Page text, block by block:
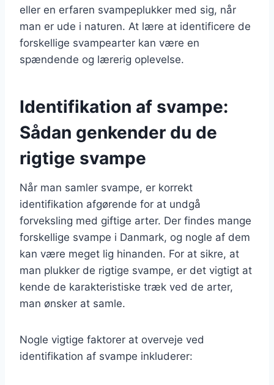
eller en erfaren svampeplukker med sig, når
man er ude i naturen. At lære at identificere de
forskellige svampearter kan være en
spændende og lærerig oplevelse.
Identifikation af svampe:
Sådan genkender du de
rigtige svampe
Når man samler svampe, er korrekt
identifikation afgørende for at undgå
forveksling med giftige arter. Der findes mange
forskellige svampe i Danmark, og nogle af dem
kan være meget lig hinanden. For at sikre, at
man plukker de rigtige svampe, er det vigtigt at
kende de karakteristiske træk ved de arter,
man ønsker at samle.
Nogle vigtige faktorer at overveje ved
identifikation af svampe inkluderer: